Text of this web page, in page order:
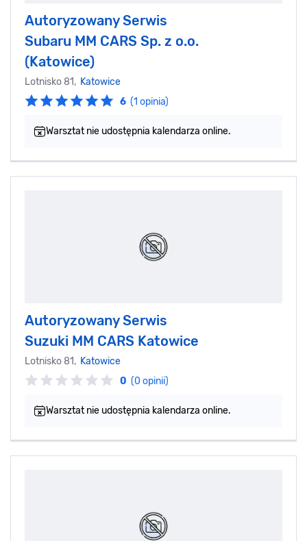
Autoryzowany Serwis
Subaru MM CARS Sp. z o.o.
(Katowice)
Lotnisko 81, Katowice
6 (1 opinia)
Warsztat nie udostępnia kalendarza online.
Autoryzowany Serwis
Suzuki MM CARS Katowice
Lotnisko 81, Katowice
0 (0 opinii)
Warsztat nie udostępnia kalendarza online.